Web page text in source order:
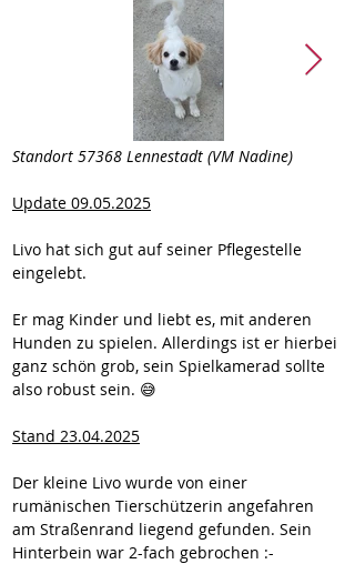
Standort 57368 Lennestadt (VM Nadine)
Update 09.05.2025
Livo hat sich gut auf seiner Pflegestelle
eingelebt.
Er mag Kinder und liebt es, mit anderen
Hunden zu spielen. Allerdings ist er hierbei
ganz schön grob, sein Spielkamerad sollte
also robust sein. 😅
Stand 23.04.2025
Der kleine Livo wurde von einer
rumänischen Tierschützerin angefahren
am Straßenrand liegend gefunden. Sein
Hinterbein war 2-fach gebrochen :-